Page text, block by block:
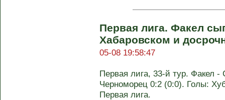
Первая лига. Факел
Хабаровском и
05-08 19:58:47
Первая лига, 33-й тур. Факел
Черноморец 0:2 (0:0). Голы:
Первая лига.